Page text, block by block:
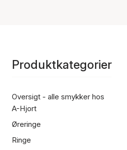
Produktkategorier
Oversigt - alle smykker hos
A-Hjort
Øreringe
Ringe